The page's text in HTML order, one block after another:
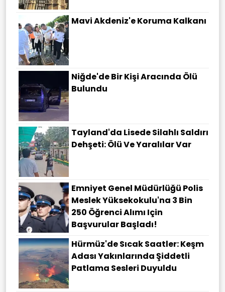
Mavi Akdeniz'e Koruma Kalkanı
Niğde'de Bir Kişi Aracında Ölü
Bulundu
Tayland'da Lisede Silahlı Saldırı
Dehşeti: Ölü Ve Yaralılar Var
Emniyet Genel Müdürlüğü Polis
Meslek Yüksekokulu'na 3 Bin
250 Öğrenci Alımı Için
Başvurular Başladı!
Hürmüz'de Sıcak Saatler: Keşm
Adası Yakınlarında Şiddetli
Patlama Sesleri Duyuldu